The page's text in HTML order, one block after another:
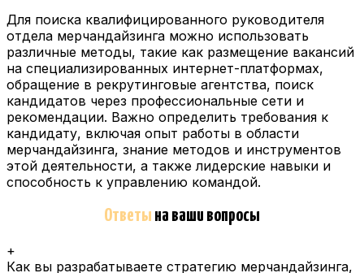
Для поиска квалифицированного руководителя
отдела мерчандайзинга можно использовать
различные методы, такие как размещение вакансий
на специализированных интернет-платформах,
обращение в рекрутинговые агентства, поиск
кандидатов через профессиональные сети и
рекомендации. Важно определить требования к
кандидату, включая опыт работы в области
мерчандайзинга, знание методов и инструментов
этой деятельности, а также лидерские навыки и
способность к управлению командой.
Ответы на ваши вопросы
+
Как вы разрабатываете стратегию мерчандайзинга,